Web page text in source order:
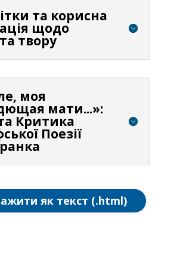
та корисна
щодо
твору
моя
мати...»:
Критика
Поезії
як текст (.html)